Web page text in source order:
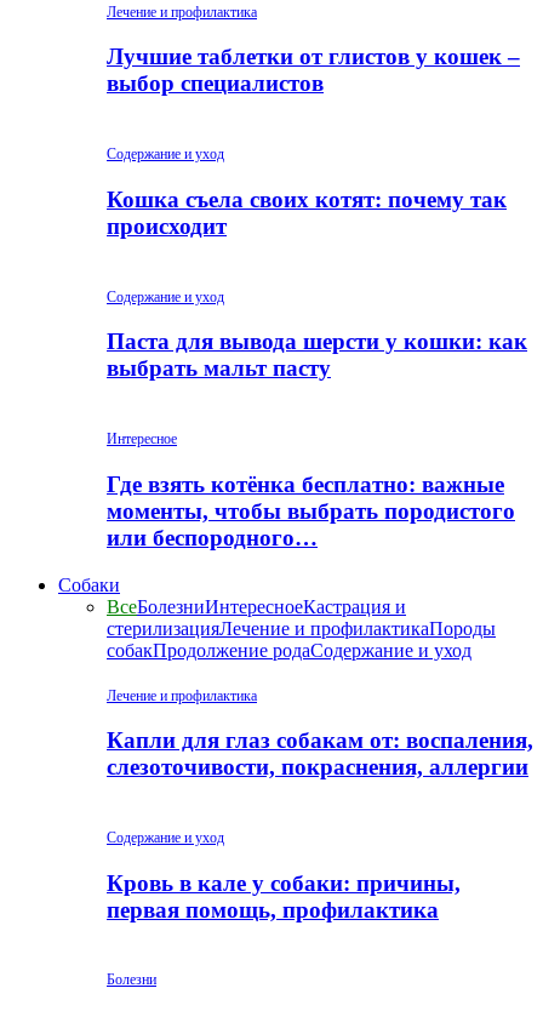
Лечение и профилактика
Лучшие таблетки от глистов у кошек –
выбор специалистов
Содержание и уход
Кошка съела своих котят: почему так
происходит
Содержание и уход
Паста для вывода шерсти у кошки: как
выбрать мальт пасту
Интересное
Где взять котёнка бесплатно: важные
моменты, чтобы выбрать породистого
или беспородного…
Собаки
ВсеБолезниИнтересноеКастрация и
стерилизацияЛечение и профилактикаПороды
собакПродолжение родаСодержание и уход
Лечение и профилактика
Капли для глаз собакам от: воспаления,
слезоточивости, покраснения, аллергии
Содержание и уход
Кровь в кале у собаки: причины,
первая помощь, профилактика
Болезни